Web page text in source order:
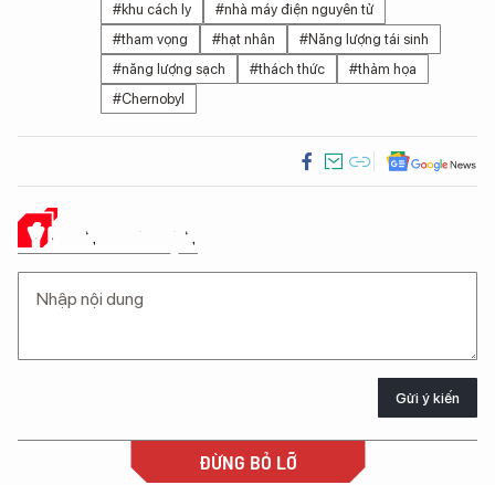
#khu cách ly
#nhà máy điện nguyên tử
#tham vọng
#hạt nhân
#Năng lượng tái sinh
#năng lượng sạch
#thách thức
#thảm họa
#Chernobyl
Ý KIẾN CỦA BẠN
Gửi ý kiến
ĐỪNG BỎ LỠ